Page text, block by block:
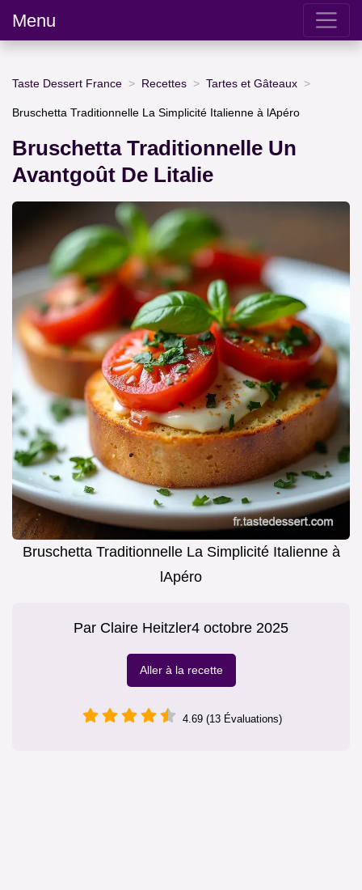
Menu
Taste Dessert France Recettes Tartes et Gâteaux
Bruschetta Traditionnelle La Simplicité Italienne à lApéro
Bruschetta Traditionnelle Un
Avantgoût De Litalie
Bruschetta Traditionnelle La Simplicité Italienne à
lApéro
Par Claire Heitzler4 octobre 2025
Aller à la recette
4.69 (13 Évaluations)